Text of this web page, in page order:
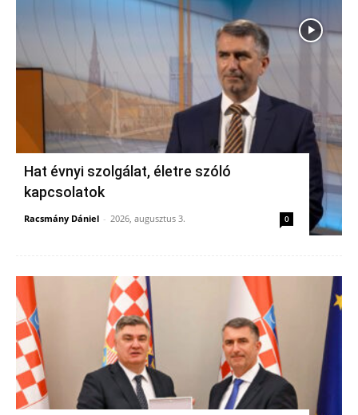
Hat évnyi szolgálat, életre szóló
kapcsolatok
Racsmány Dániel - 2026, augusztus 3. 0